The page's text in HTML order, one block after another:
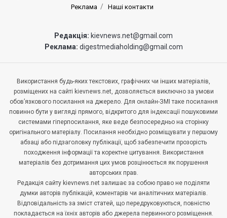
Реклама
Наші контакти
Редакція: kievnews.net@gmail.com
Реклама: digestmediaholding@gmail.com
Використання будь-яких текстових, графічних чи інших матеріалів,
розміщених на сайті kievnews.net, дозволяється виключно за умови
обов’язкового посилання на джерело. Для онлайн-ЗМІ таке посилання
повинно бути у вигляді прямого, відкритого для індексації пошуковими
системами гіперпосилання, яке веде безпосередньо на сторінку
оригінального матеріалу. Посилання необхідно розміщувати у першому
абзаці або підзаголовку публікації, щоб забезпечити прозорість
походження інформації та коректне цитування. Використання
матеріалів без дотримання цих умов розцінюється як порушення
авторських прав.
Редакція сайту kievnews.net залишає за собою право не поділяти
думки авторів публікацій, коментарів чи аналітичних матеріалів.
Відповідальність за зміст статей, що передруковуються, повністю
покладається на їхніх авторів або джерела первинного розміщення.